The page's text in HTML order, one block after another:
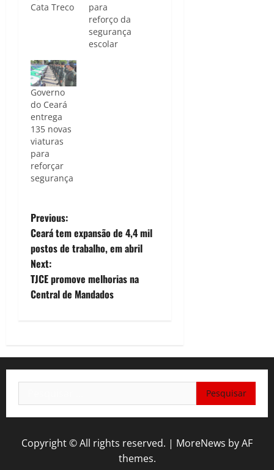
Cata Treco
para
reforço da
segurança
escolar
Governo
do Ceará
entrega
135 novas
viaturas
para
reforçar
segurança
P
o
s
t
a
v
i
a
Previous:
Ceará tem expansão de 4,4 mil
postos de trabalho, em abril
Next:
TJCE promove melhorias na
Central de Mandados
por:
Copyright © All rights reserved. | MoreNews by AF
themes.